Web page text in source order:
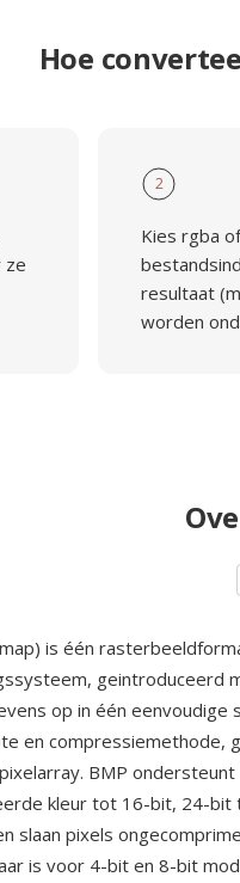
Hoe
ze
2
Kies rgba
resultaat
worden
is één
geintroduceerd
op in één
en compressiemethode,
BMP
kleur tot 16-bit, 24-bit
slaan pixels
is voor 4-bit en 8-bit